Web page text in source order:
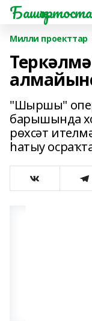
Милли проекттар
"Шыршы"
барышында
рөхсәт
һатыу